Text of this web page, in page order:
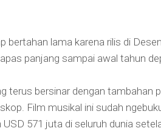
bertahan lama karena rilis di
panjang sampai awal tahun
terus bersinar dengan tambahan
Film musikal ini sudah
571 juta di seluruh dunia